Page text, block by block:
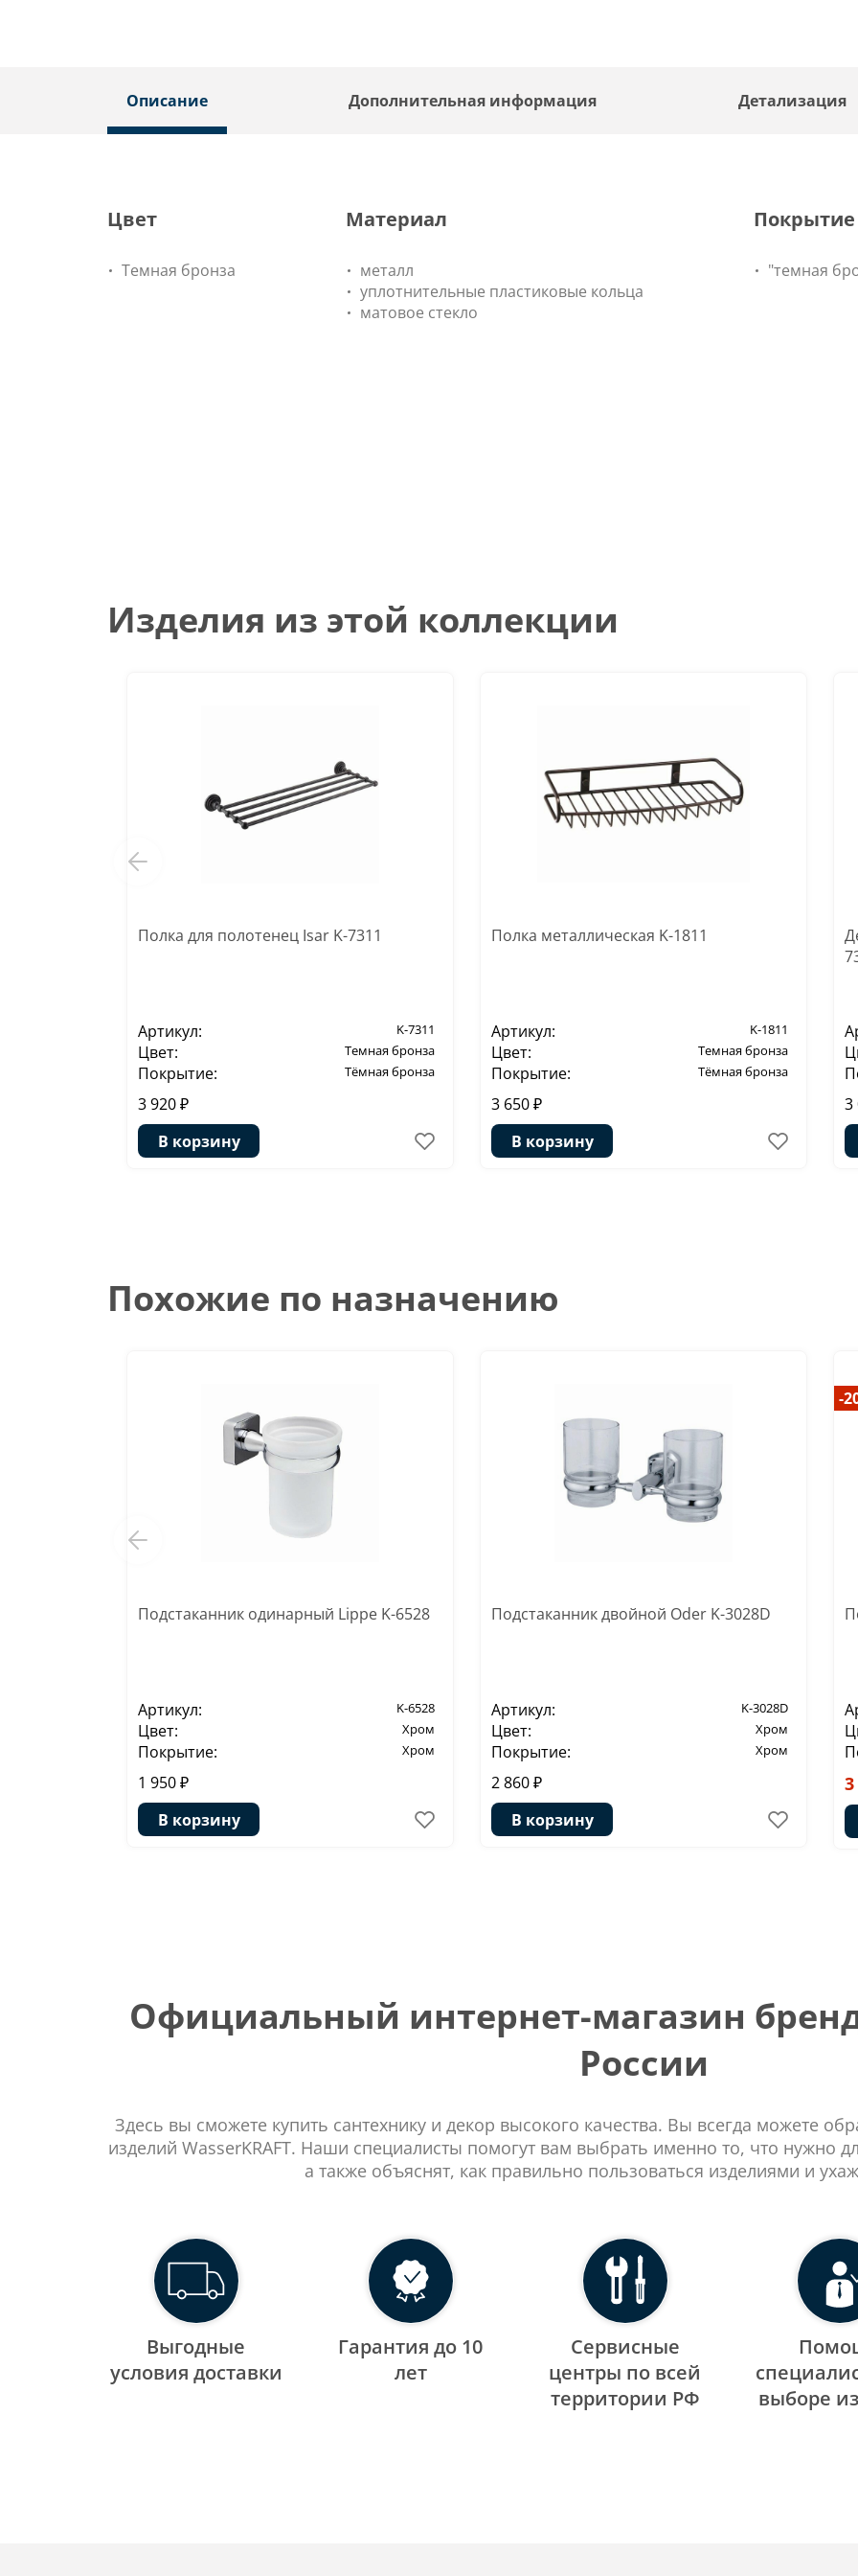
Описание Дополнительная информация Детализация
Цвет
Темная бронза
Материал
металл
уплотнительные пластиковые кольца
матовое стекло
Покрытие
"темная
Изделия из этой коллекции
Полка для полотенец Isar K-7311
Артикул: K-7311
Цвет: Темная бронза
Покрытие: Тёмная бронза
3 920 ₽
В корзину
Полка металлическая K-1811
Артикул: K-1811
Цвет: Темная бронза
Покрытие: Тёмная бронза
3 650 ₽
В корзину
3
Похожие по назначению
Подстаканник одинарный Lippe K-6528
Артикул: K-6528
Цвет: Хром
Покрытие: Хром
1 950 ₽
В корзину
Подстаканник двойной Oder K-3028D
Артикул: K-3028D
Цвет: Хром
Покрытие: Хром
2 860 ₽
В корзину
-
Официальный интернет-магазин
России
Здесь вы сможете купить сантехнику и декор высокого качества. Вы всегда можете
изделий WasserKRAFT. Наши специалисты помогут вам выбрать именно то, что нужно
а также объяснят, как правильно пользоваться изделиями и
Выгодные
уcловия доставки
Гарантия до 10
лет
Сервисные
центры по всей
территории РФ
выборе